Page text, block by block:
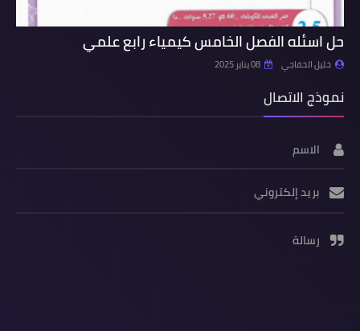
حل اسئله الفصل الخامس كيمياء رابع علمي
خليل الخفاجي 08 يناير 2025
نموذج الاتصال
الاسم
بريد إلكتروني
رسالة